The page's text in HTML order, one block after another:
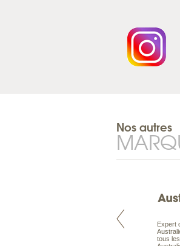
Nos autres
Pacifique à la carte est le spécialiste
Expert
tous